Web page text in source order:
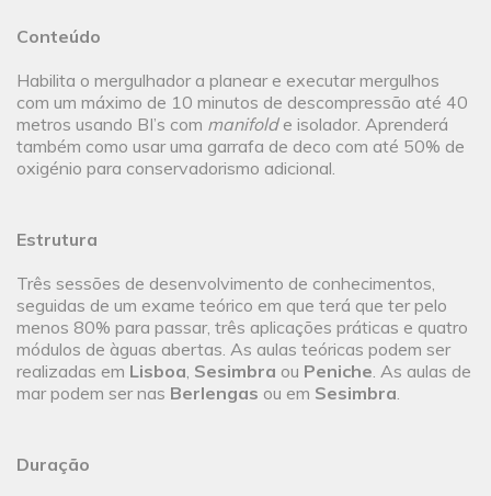
Conteúdo
Habilita o mergulhador a planear e executar mergulhos
com um máximo de 10 minutos de descompressão até 40
metros usando BI’s com manifolde isolador. Aprenderá
também como usar uma garrafa de deco com até 50% de
oxigénio para conservadorismo adicional.
Estrutura
Três sessões de desenvolvimento de conhecimentos,
seguidas de um exame teórico em que terá que ter pelo
menos 80% para passar, três aplicações práticas e quatro
módulos de àguas abertas. As aulas teóricas podem ser
realizadas em Lisboa, Sesimbra ou Peniche. As aulas de
mar podem ser nas Berlengas ou em Sesimbra.
Duração